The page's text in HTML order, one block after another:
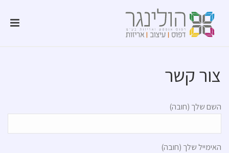
צור קשר
השם שלך (חובה)
האימייל שלך (חובה)